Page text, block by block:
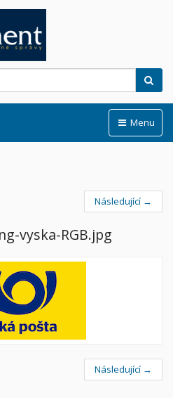
Menu
Následující →
vyska-RGB.jpg
Následující →